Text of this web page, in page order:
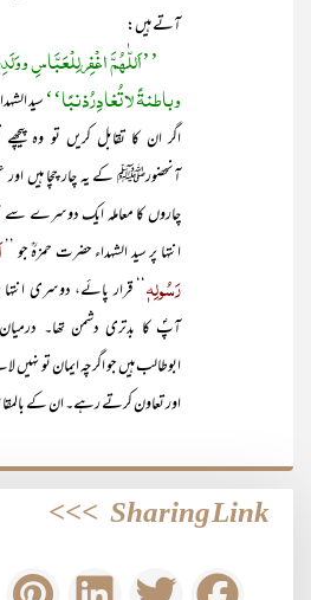
آتے ہیں:
’’اَللّٰھُمَّ اغْفِرلِلْعَبَّاسِ
وباطنۃً لاتُغادِرُذنبًا‘‘سید
اگر ان کا تقابل کریں تو وہ
آنحضورﷺ کے یہ چار چچا ہیں
چاروں کا معاملہ ایک دوسرے
انتہا پر سید الشہداء حضرت حمزہؒ جو ’’
رَسُولِہٖ ‘‘ قرار پائے، دوسری
آپؐ کا بدتری دشمن تھا۔
ابوطالب ہیں جو اگرچہ ایمان تو نہیں
اور تعاون کرتے رہے۔ ان کے
Sharing Link
>>>